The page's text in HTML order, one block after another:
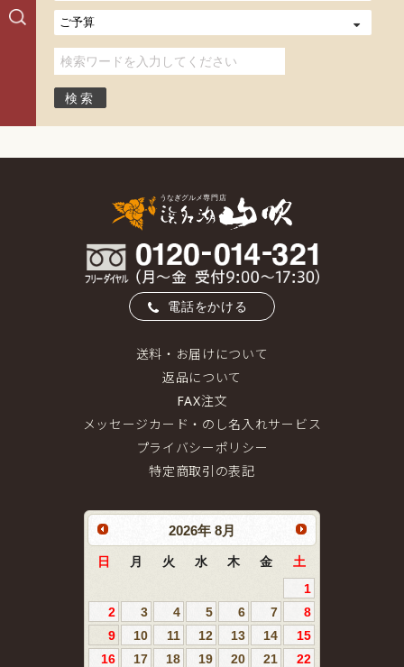
電話をかける
送料・お届けについて
返品について
FAX注文
メッセージカード・のし名入れサービス
プライバシーポリシー
特定商取引の表記
2026年 8月
日 月 火 水 木 金
土
1
2
3 4 5 6 7
8
9
10 11 12 13 14
15
16
17 18 19 20 21 22